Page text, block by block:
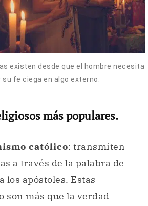
existen desde que el hombre necesita
su fe ciega en algo externo.
más populares.
católico: transmiten
a través de la palabra de
los apóstoles. Estas
son más que la verdad